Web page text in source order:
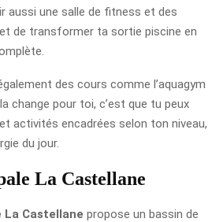
aussi une salle de fitness et des
de transformer ta sortie piscine en
des cours comme l’aquagym
change pour toi, c’est que tu peux
activités encadrées selon ton niveau,
du jour.
La Castellane
La Castellane propose un bassin de